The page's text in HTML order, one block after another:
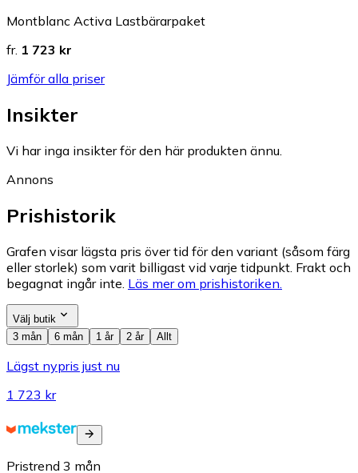
Montblanc Activa Lastbärarpaket
fr. 1 723 kr
Jämför alla priser
Insikter
Vi har inga insikter för den här produkten ännu.
Annons
Prishistorik
Grafen visar lägsta pris över tid för den variant (såsom färg
eller storlek) som varit billigast vid varje tidpunkt. Frakt och
begagnat ingår inte. Läs mer om prishistoriken.
Välj butik
3 mån
6 mån 1 år 2 år Allt
Lägst nypris just nu
1 723 kr
Pristrend 3 mån